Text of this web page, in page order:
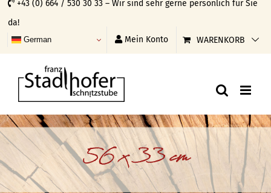
Skip
to
content
+43 (0) 664 / 530 30 33 – Wir sind sehr gerne persönlich für Sie
da!
German Mein Konto WARENKORB
56 x 33 cm